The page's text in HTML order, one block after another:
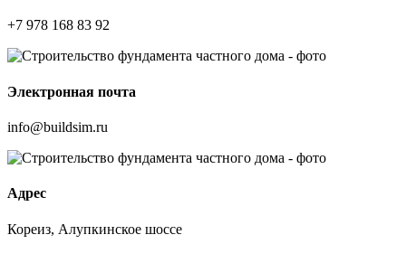
+7 978 168 83 92
Электронная почта
info@buildsim.ru
Адрес
Кореиз, Алупкинское шоссе